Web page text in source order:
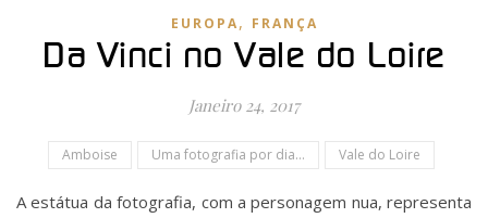
EUROPA, FRANÇA
Da Vinci no Vale do Loire
Janeiro 24, 2017
Amboise Uma fotografia por dia... Vale do Loire
A estátua da fotografia, com a personagem nua, representa